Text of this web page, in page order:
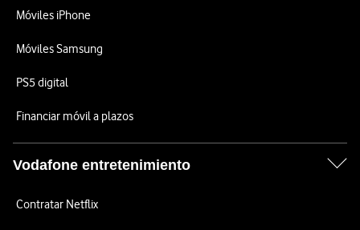
Móviles iPhone
Móviles Samsung
PS5 digital
Financiar móvil a plazos
Vodafone entretenimiento
Contratar Netflix